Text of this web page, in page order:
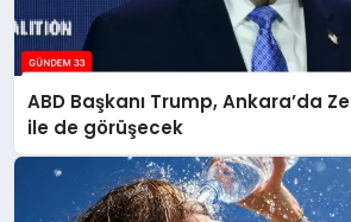
ABD Başkanı Trump, Ankara’da
ile de görüşecek